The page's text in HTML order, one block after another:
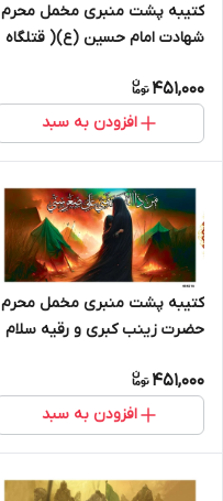
کتیبه پشت منبری مخمل محرم
شهادت امام حسین (ع)( قتلگاه
451,000
افزودن به سبد
کتیبه پشت منبری مخمل محرم
حضرت زینب کبری و رقیه سلام
451,000
افزودن به سبد